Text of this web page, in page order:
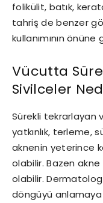
folikülit, batık,
tahriş de benzer
kullanımının önüne
Vücutta
Sivilceler
Sürekli tekrarlayan
yatkınlık, terleme,
aknenin yeterince
olabilir. Bazen akne
olabilir.
döngüyü anlamaya